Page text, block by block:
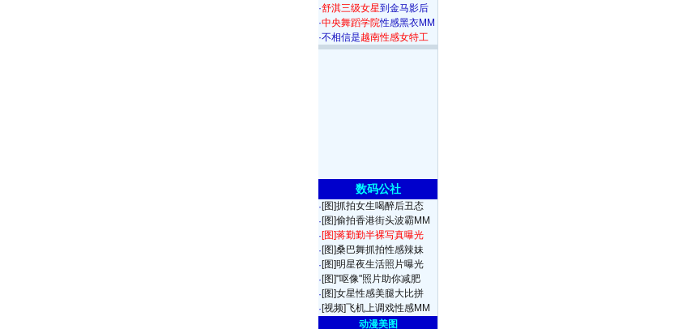
·舒淇三级女星到金马影后
·中央舞蹈学院性感黑衣MM
·不相信是越南性感女特工
数码公社
· [图]抓拍女生喝醉后丑态
· [图]偷拍香港街头波霸MM
·[图]蒋勤勤半裸写真曝光
· [图]桑巴舞抓拍性感辣妹
· [图]明星夜生活照片曝光
· [图]"呕像"照片助你减肥
· [图]女星性感美腿大比拼
· [视频]飞机上调戏性感MM
动漫美图